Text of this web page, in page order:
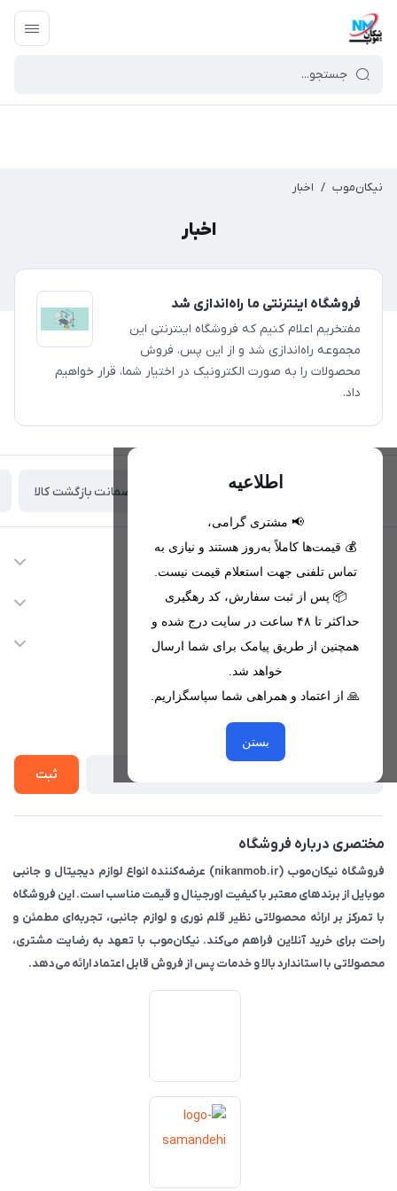
نیکان‌موب / اخبار
اخبار
فروشگاه اینترنتی ما راه‌اندازی شد
مفتخریم اعلام کنیم که فروشگاه اینترنتی این
مجموعه راه‌اندازی شد و از این پس، فروش
محصولات را به صورت الکترونیک در اختیار شما، قرار خواهیم
داد.
اطلاعیه
📢 مشتری گرامی،
💰 قیمت‌ها کاملاً به‌روز هستند و نیازی به
تماس تلفنی جهت استعلام قیمت نیست.
📦 پس از ثبت سفارش، کد رهگیری
حداکثر تا ۴۸ ساعت در سایت درج شده و
همچنین از طریق پیامک برای شما ارسال
خواهد شد.
🙏 از اعتماد و همراهی شما سپاسگزاریم.
بستن
تحویل اکسپرس(با هماهنگی) ضمانت بازگشت کالا
اطلاعات تماس
09221680256 - 09373782289
nikanmobstore@gmail.com
هرمزگان، بندرخمیر، شهرک رودبار
دسترسی سریع
لیست محصولات
خدمات مشتریان
حریم خصوصی
از جدید‌ترین تخفیف‌ها با‌ خبر شوید
ثبت
مختصری درباره فروشگاه
فروشگاه نیکان‌موب (nikanmob.ir) عرضه‌کننده انواع لوازم دیجیتال و جانبی
موبایل از برندهای معتبر با کیفیت اورجینال و قیمت مناسب است. این فروشگاه
با تمرکز بر ارائه محصولاتی نظیر قلم نوری و لوازم جانبی، تجربه‌ای مطمئن و
راحت برای خرید آنلاین فراهم می‌کند. نیکان‌موب با تعهد به رضایت مشتری،
محصولاتی با استاندارد بالا و خدمات پس از فروش قابل اعتماد ارائه می‌دهد.